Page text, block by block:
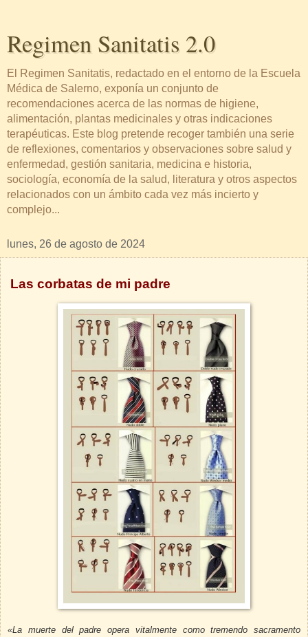
Regimen Sanitatis 2.0
El Regimen Sanitatis, redactado en el entorno de la Escuela
Médica de Salerno, exponía un conjunto de
recomendaciones acerca de las normas de higiene,
alimentación, plantas medicinales y otras indicaciones
terapéuticas. Este blog pretende recoger también una serie
de reflexiones, comentarios y observaciones sobre salud y
enfermedad, gestión sanitaria, medicina e historia,
sociología, economía de la salud, literatura y otros aspectos
relacionados con un ámbito cada vez más incierto y
complejo...
lunes, 26 de agosto de 2024
Las corbatas de mi padre
«La muerte del padre opera vitalmente como tremendo sacramento